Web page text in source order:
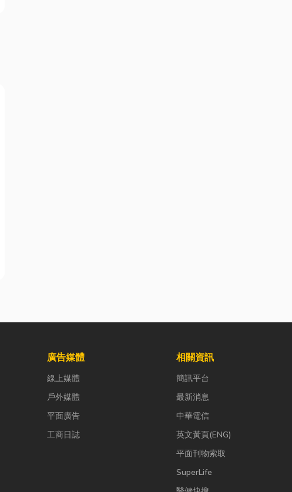
廣告媒體
線上媒體
戶外媒體
平面廣告
工商日誌
相關資訊
簡訊平台
最新消息
中華電信
英文黃頁(ENG)
平面刊物索取
SuperLife